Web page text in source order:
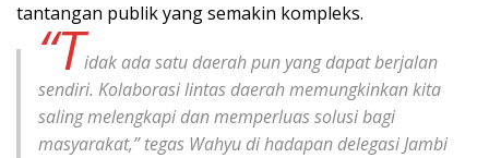
tantangan publik yang semakin kompleks.
“Tidak ada satu daerah pun yang dapat berjalan
sendiri. Kolaborasi lintas daerah memungkinkan kita
saling melengkapi dan memperluas solusi bagi
masyarakat,” tegas Wahyu di hadapan delegasi Jambi